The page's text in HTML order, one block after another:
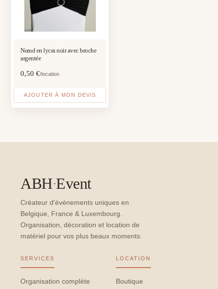
Nœud en lycra noir avec broche
argentée
0,50€/location
AJOUTER À MON DEVIS
ABH·Event
Créateur d'événements uniques en
Belgique, France & Luxembourg.
Organisation, décoration et location de
matériel pour vos plus beaux moments.
SERVICES
Organisation complète
LOCATION
Boutique